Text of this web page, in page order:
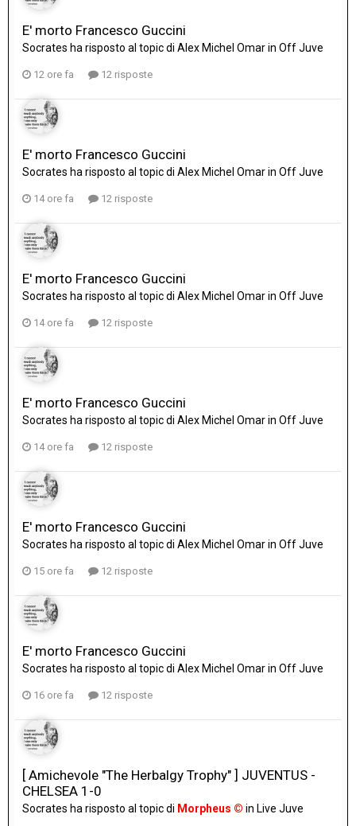
E' morto Francesco Guccini
Socrates ha risposto al topic di Alex Michel Omarin Off Juve
12 ore fa 12 risposte
E' morto Francesco Guccini
Socrates ha risposto al topic di Alex Michel Omarin Off Juve
14 ore fa 12 risposte
E' morto Francesco Guccini
Socrates ha risposto al topic di Alex Michel Omarin Off Juve
14 ore fa 12 risposte
E' morto Francesco Guccini
Socrates ha risposto al topic di Alex Michel Omarin Off Juve
14 ore fa 12 risposte
E' morto Francesco Guccini
Socrates ha risposto al topic di Alex Michel Omarin Off Juve
15 ore fa 12 risposte
E' morto Francesco Guccini
Socrates ha risposto al topic di Alex Michel Omarin Off Juve
16 ore fa 12 risposte
[ Amichevole "The Herbalgy Trophy" ] JUVENTUS -
CHELSEA 1-0
Socrates ha risposto al topic di Morpheus © in Live Juve